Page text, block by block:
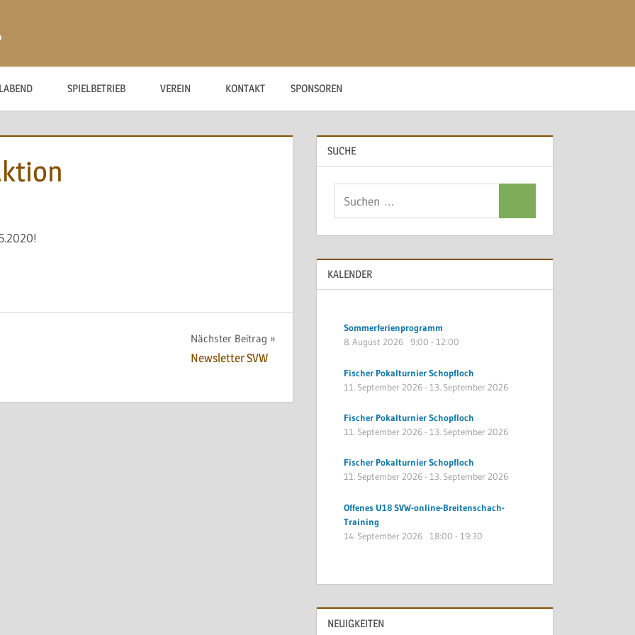
SPIELBETRIEB VEREIN KONTAKT SPONSOREN
Nächster Beitrag
Newsletter SVW
SUCHE
KALENDER
Sommerferienprogramm
8. August 2026
9:00 -12:00
Fischer Pokalturnier Schopfloch
11. September 2026-13. September 2026
Fischer Pokalturnier Schopfloch
11. September 2026-13. September 2026
Fischer Pokalturnier Schopfloch
11. September 2026-13. September 2026
Offenes U18 SVW-online-Breitenschach-
Training
14. September 2026
18:00 -19:30
NEUIGKEITEN